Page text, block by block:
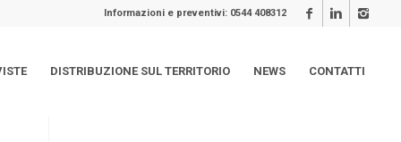
Informazioni e preventivi: 0544 408312
DISTRIBUZIONE SUL TERRITORIO NEWS CONTATTI